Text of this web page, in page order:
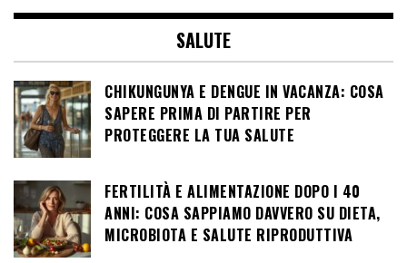
SALUTE
CHIKUNGUNYA E DENGUE IN VACANZA: COSA
SAPERE PRIMA DI PARTIRE PER
PROTEGGERE LA TUA SALUTE
FERTILITÀ E ALIMENTAZIONE DOPO I 40
ANNI: COSA SAPPIAMO DAVVERO SU DIETA,
MICROBIOTA E SALUTE RIPRODUTTIVA